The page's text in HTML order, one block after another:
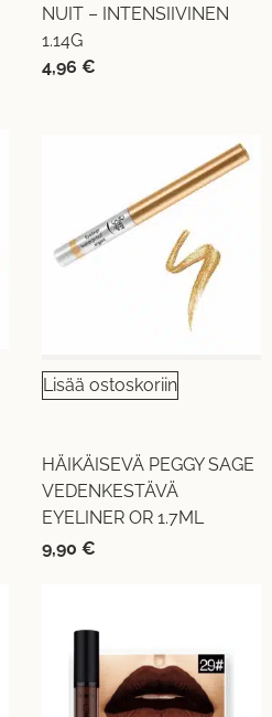
NUIT – INTENSIIVINEN
1.14G
4,96 €
Lisää ostoskoriin
HÄIKÄISEVÄ PEGGY SAGE
VEDENKESTÄVÄ
EYELINER OR 1.7ML
9,90 €